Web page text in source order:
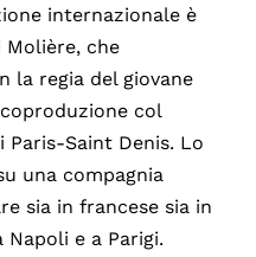
internazionale è
Molière, che
la regia del giovane
col
Paris-Saint Denis. Lo
una compagnia
sia in francese sia in
e a Parigi.